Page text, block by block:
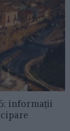
informații